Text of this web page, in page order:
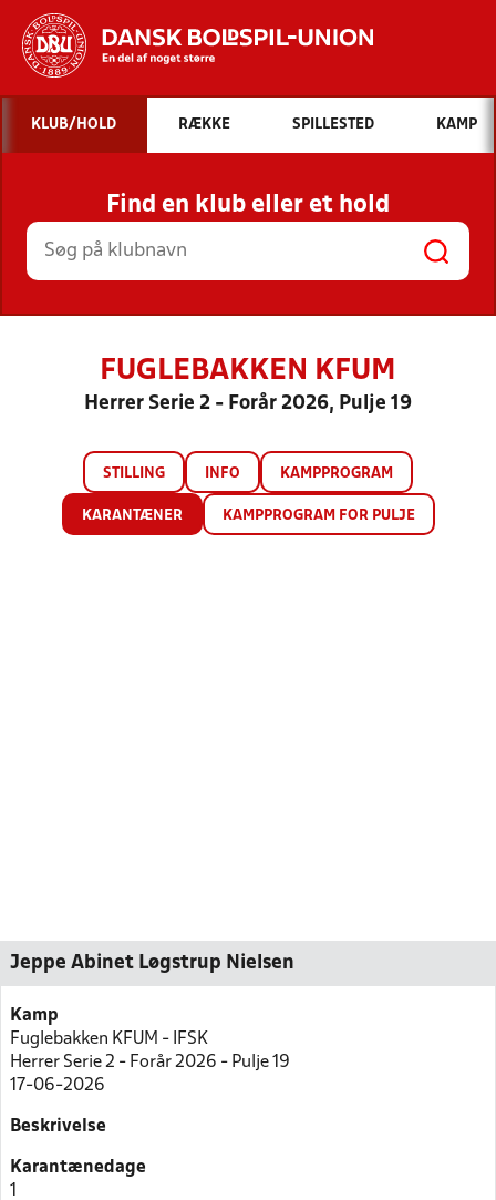
Hvad vil du søge efter?
INDHOLD OG NYHEDER
STILLINGER, RESULTATER, KLUBBER OG
HOLD
KLUB/HOLD RÆKKE SPILLESTED KAMP
Find en klub eller et hold
FUGLEBAKKEN KFUM
Herrer Serie 2 - Forår 2026, Pulje 19
STILLING INFO KAMPPROGRAM
KARANTÆNER KAMPPROGRAM FOR PULJE
Jeppe Abinet Løgstrup Nielsen
Kamp
Fuglebakken KFUM - IFSK
Herrer Serie 2 - Forår 2026 - Pulje 19
17-06-2026
Beskrivelse
Karantænedage
1